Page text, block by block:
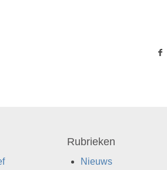
Rubrieken
Nieuws